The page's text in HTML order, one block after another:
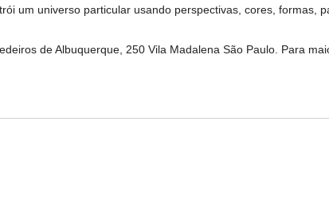
um universo particular usando perspectivas, cores, formas,
de Albuquerque, 250 Vila Madalena São Paulo. Para